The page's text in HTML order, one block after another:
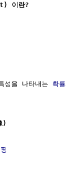
이란?
성을 나타내는 확
)